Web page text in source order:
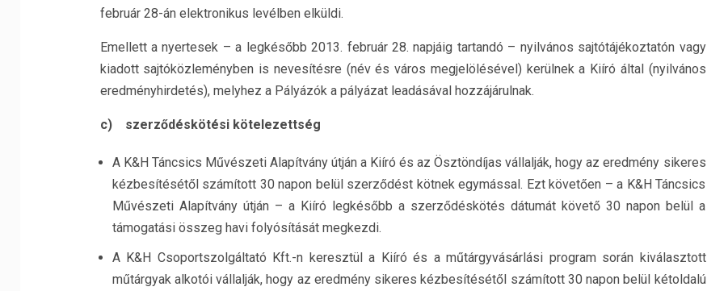
február 28-án elektronikus levélben elküldi.
Emellett a nyertesek – a legkésőbb 2013. február 28. napjáig tartandó – nyilvános sajtótájékoztatón vagy
kiadott sajtóközleményben is nevesítésre (név és város megjelölésével) kerülnek a Kiíró által (nyilvános
eredményhirdetés), melyhez a Pályázók a pályázat leadásával hozzájárulnak.
c) szerződéskötési kötelezettség
A K&H Táncsics Művészeti Alapítvány útján a Kiíró és az Ösztöndíjas vállalják, hogy az eredmény sikeres
kézbesítésétől számított 30 napon belül szerződést kötnek egymással. Ezt követően – a K&H Táncsics
Művészeti Alapítvány útján – a Kiíró legkésőbb a szerződéskötés dátumát követő 30 napon belül a
támogatási összeg havi folyósítását megkezdi.
A K&H Csoportszolgáltató Kft.-n keresztül a Kiíró és a műtárgyvásárlási program során kiválasztott
műtárgyak alkotói vállalják, hogy az eredmény sikeres kézbesítésétől számított 30 napon belül kétoldalú